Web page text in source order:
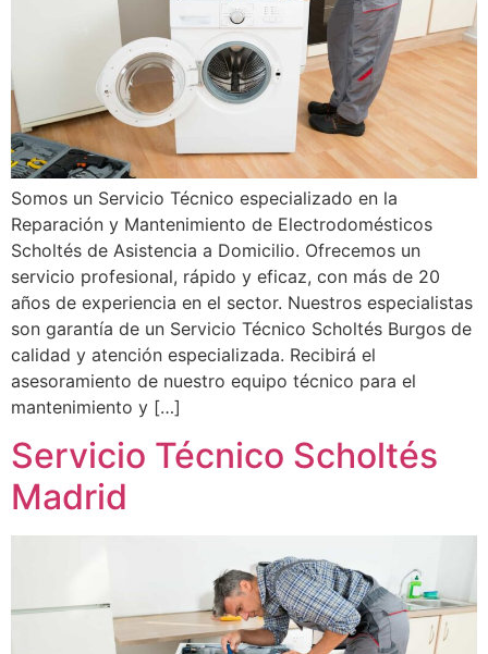
Somos un Servicio Técnico especializado en la
Reparación y Mantenimiento de Electrodomésticos
Scholtés de Asistencia a Domicilio. Ofrecemos un
servicio profesional, rápido y eficaz, con más de 20
años de experiencia en el sector. Nuestros especialistas
son garantía de un Servicio Técnico Scholtés Burgos de
calidad y atención especializada. Recibirá el
asesoramiento de nuestro equipo técnico para el
mantenimiento y […]
Servicio Técnico Scholtés
Madrid